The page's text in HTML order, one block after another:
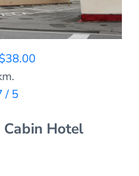
$38.00
/ 5
Hotel